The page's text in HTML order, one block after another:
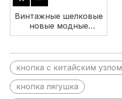
Винтажные шелковые
новые модные
пуговицы Cheongsam
застежка-лягушка,
пуговицы с китайским
узлом
кнопка с китайским узлом
кнопка лягушка